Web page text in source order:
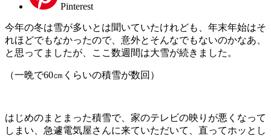
Pinterest
今年の冬は雪が多いとは聞いていたけれども、年末年始はそ
れほどでもなかったので、意外とそんなでもないのかなあ、
と思ってましたが、ここ数週間は大雪が続きました。
（一晩で60㎝くらいの積雪が数回）
はじめのまとまった積雪で、家のテレビの映りが悪くなって
しまい、急遽電気屋さんに来ていただいて、直ってホッとし